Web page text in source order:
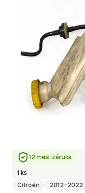
12 mes. záruka
1 ks
Citroën
2012–2022